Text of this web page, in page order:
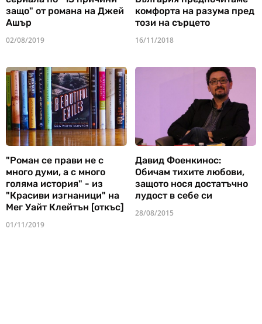
защо" от романа на Джей
Ашър
02/08/2019
комфорта на разума пред
този на сърцето
16/11/2018
"Роман се прави не с
много думи, а с много
голяма история" - из
"Красиви изгнаници" на
Мег Уайт Клейтън [откъс]
01/11/2019
Давид Фоенкинос:
Обичам тихите любови,
защото нося достатъчно
лудост в себе си
28/08/2015